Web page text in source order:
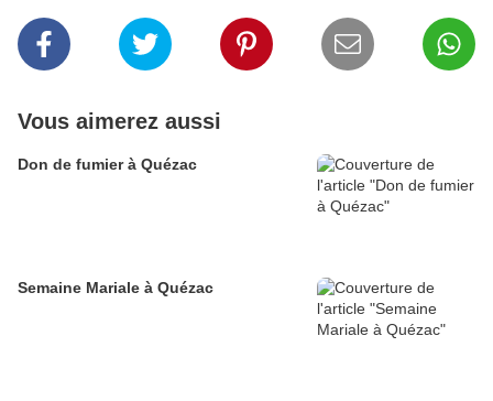
Vous aimerez aussi
Don de fumier à Quézac
Semaine Mariale à Quézac